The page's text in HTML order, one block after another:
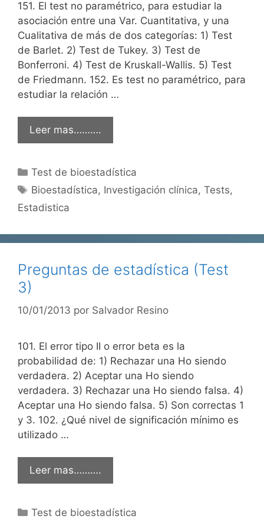
151. El test no paramétrico, para estudiar la
asociación entre una Var. Cuantitativa, y una
Cualitativa de más de dos categorías: 1) Test
de Barlet. 2) Test de Tukey. 3) Test de
Bonferroni. 4) Test de Kruskall-Wallis. 5) Test
de Friedmann. 152. Es test no paramétrico, para
estudiar la relación …
Leer mas……….
Categorías
Test de bioestadística
Etiquetas
Bioestadística, Investigación clínica,Tests,
Estadistica
Preguntas de estadística (Test
3)
10/01/2013 por Salvador Resino
101. El error tipo II o error beta es la
probabilidad de: 1) Rechazar una Ho siendo
verdadera. 2) Aceptar una Ho siendo
verdadera. 3) Rechazar una Ho siendo falsa. 4)
Aceptar una Ho siendo falsa. 5) Son correctas 1
y 3. 102. ¿Qué nivel de significación mínimo es
utilizado …
Leer mas……….
Categorías
Test de bioestadística